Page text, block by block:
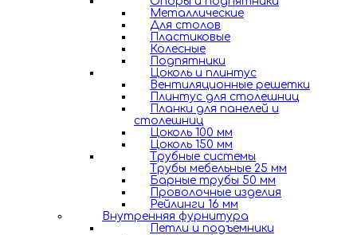
Металлические
Для столов
Пластиковые
Колесные
Подпятники
Цоколь и плинтус
Вентиляционные решетки
Плинтус для столешниц
Планки для панелей и
столешниц
Цоколь 100 мм
Цоколь 150 мм
Трубные системы
Трубы мебельные 25 мм
Барные трубы 50 мм
Проволочные изделия
Рейлинги 16 мм
Внутренняя фурнитура
Петли и подъемники